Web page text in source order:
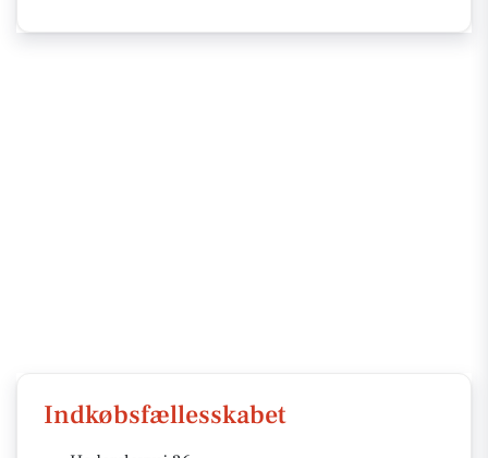
Indkøbsfællesskabet